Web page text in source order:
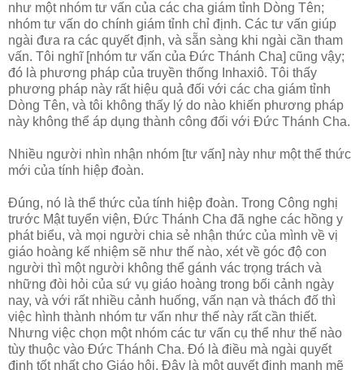
như một nhóm tư vấn của các cha giám tỉnh Dòng Tên;
nhóm tư vấn do chính giám tỉnh chỉ định. Các tư vấn giúp
ngài đưa ra các quyết định, và sẵn sàng khi ngài cần tham
vấn. Tôi nghĩ [nhóm tư vấn của Đức Thánh Cha] cũng vậy;
đó là phương pháp của truyền thống Inhaxiô. Tôi thấy
phương pháp này rất hiệu quả đối với các cha giám tỉnh
Dòng Tên, và tôi không thấy lý do nào khiến phương pháp
này không thể áp dụng thành công đối với Đức Thánh Cha.
Nhiều người nhìn nhận nhóm [tư vấn] này như một thể thức
mới của tính hiệp đoàn.
Đúng, nó là thể thức của tính hiệp đoàn. Trong Công nghị
trước Mật tuyển viện, Đức Thánh Cha đã nghe các hồng y
phát biểu, và mọi người chia sẻ nhận thức của mình về vị
giáo hoàng kế nhiệm sẽ như thế nào, xét về góc độ con
người thì một người không thể gánh vác trọng trách và
những đòi hỏi của sứ vụ giáo hoàng trong bối cảnh ngày
nay, và với rất nhiều cảnh huống, vấn nạn và thách đố thì
việc hình thành nhóm tư vấn như thế này rất cần thiết.
Nhưng việc chọn một nhóm các tư vấn cụ thể như thế nào
tùy thuộc vào Đức Thánh Cha. Đó là điều mà ngài quyết
định tốt nhất cho Giáo hội. Đây là một quyết định mạnh mẽ